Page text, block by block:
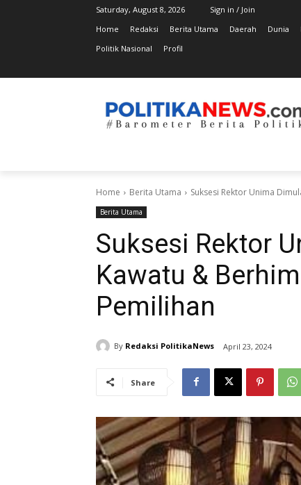
Saturday, August 8, 2026
Sign in / Join
Home
Redaksi Berita Utama Daerah Dunia
Politik Nasional
Profil
Home Berita Utama Suksesi Rektor Unima
Berita Utama
Suksesi Rektor
Kawatu &
Pemilihan
By Redaksi PolitikaNews April 23, 2024
Share